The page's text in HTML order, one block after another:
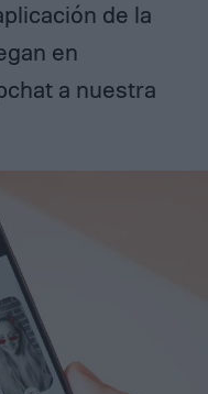
de la
en
a nuestra